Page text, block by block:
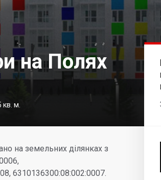
на Полях
м.
на земельних ділянках з
6310136300:08:002:0007.